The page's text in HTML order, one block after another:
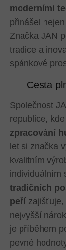
moderními
přinášel
Značka JAN
tradice a
spánkové
Cesta
Společnost
republice,
zpracování
let si značka
kvalitním
individuálním
tradičních
peří zajišťuje,
nejvyšší
je příběhem
pevné